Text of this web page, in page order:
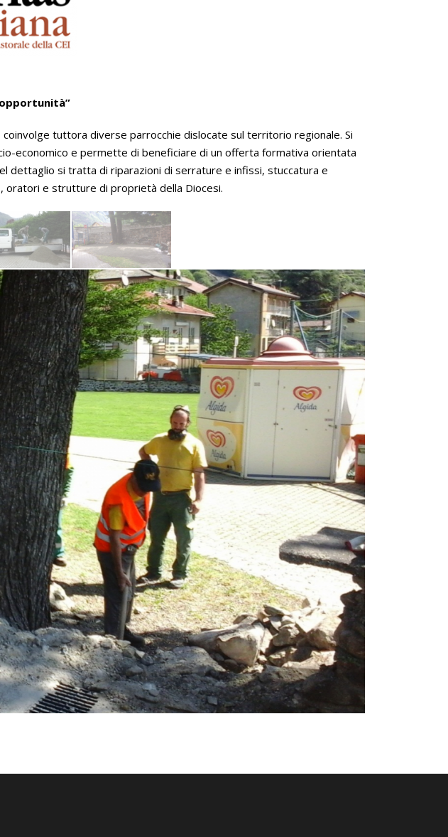
tuttora diverse parrocchie dislocate sul territorio regionale. Si
economico e permette di beneficiare di un offerta formativa orientata
dettaglio si tratta di riparazioni di serrature e infissi, stuccatura e
oratori e strutture di proprietà della Diocesi.